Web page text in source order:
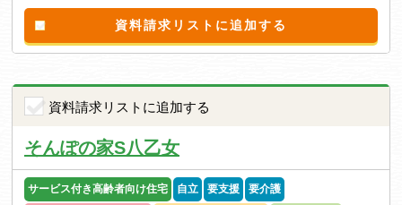
資料請求リストに追加する
資料請求リストに追加する
そんぽの家S八乙女
サービス付き高齢者向け住宅 自立 要支援 要介護